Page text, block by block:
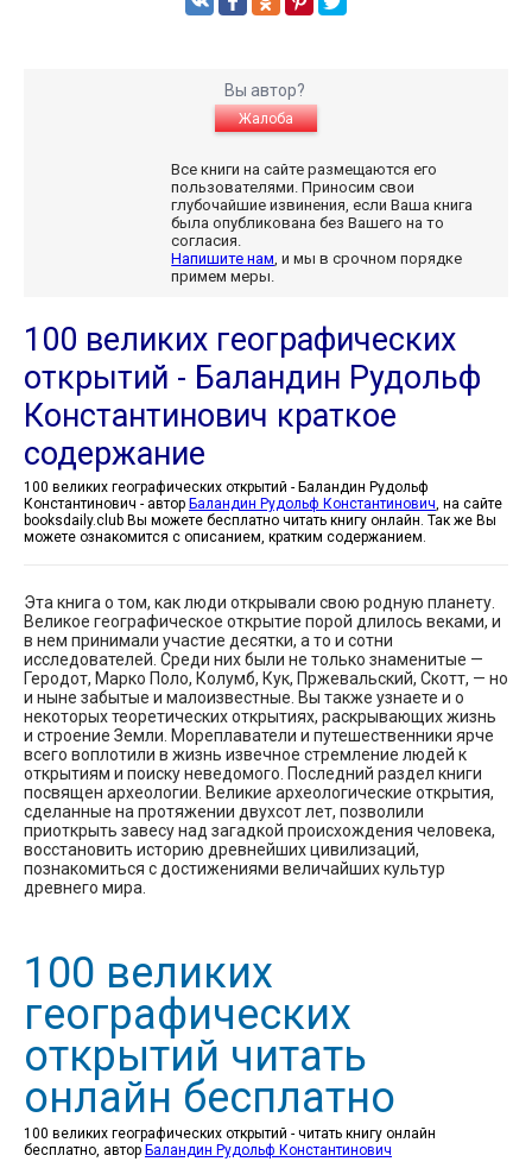
Вы автор?
Жалоба
Все книги на сайте размещаются его
пользователями. Приносим свои
глубочайшие извинения, если Ваша книга
была опубликована без Вашего на то
согласия.
Напишите нам, и мы в срочном порядке
примем меры.
100 великих географических
открытий - Баландин Рудольф
Константинович краткое
содержание
100 великих географических открытий - Баландин Рудольф
Константинович - автор Баландин Рудольф Константинович, на сайте
booksdaily.club Вы можете бесплатно читать книгу онлайн. Так же Вы
можете ознакомится с описанием, кратким содержанием.
Эта книга о том, как люди открывали свою родную планету.
Великое географическое открытие порой длилось веками, и
в нем принимали участие десятки, а то и сотни
исследователей. Среди них были не только знаменитые —
Геродот, Марко Поло, Колумб, Кук, Пржевальский, Скотт, — но
и ныне забытые и малоизвестные. Вы также узнаете и о
некоторых теоретических открытиях, раскрывающих жизнь
и строение Земли. Мореплаватели и путешественники ярче
всего воплотили в жизнь извечное стремление людей к
открытиям и поиску неведомого. Последний раздел книги
посвящен археологии. Великие археологические открытия,
сделанные на протяжении двухсот лет, позволили
приоткрыть завесу над загадкой происхождения человека,
восстановить историю древнейших цивилизаций,
познакомиться с достижениями величайших культур
древнего мира.
100 великих
географических
открытий читать
онлайн бесплатно
100 великих географических открытий - читать книгу онлайн
бесплатно, автор Баландин Рудольф Константинович